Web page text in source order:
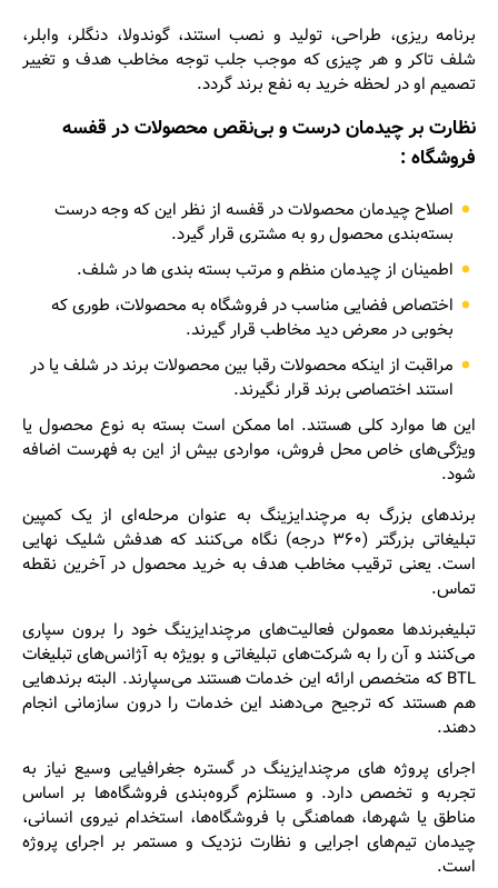
برنامه ریزی، طراحی، تولید و نصب استند، گوندولا، دنگلر، وابلر،
شلف تاکر و هر چیزی که موجب جلب توجه مخاطب هدف و تغییر
تصمیم او در لحظه خرید به نفع برند گردد.
نظارت بر چیدمان درست و بی‌نقص محصولات در قفسه
فروشگاه :
اصلاح چیدمان محصولات در قفسه از نظر این که وجه درست
بسته‌بندی محصول رو به مشتری قرار گیرد.
اطمینان از چیدمان منظم و مرتب بسته‌ بندی ها در شلف.
اختصاص فضایی مناسب در فروشگاه به محصولات، طوری که
بخوبی در معرض دید مخاطب قرار گیرند.
مراقبت از اینکه محصولات رقبا بین محصولات برند در شلف یا در
استند اختصاصی برند قرار نگیرند.
این ها موارد کلی هستند. اما ممکن است بسته به نوع محصول یا
ویژگی‌های خاص محل فروش، مواردی بیش از این به فهرست اضافه
شود.
برندهای بزرگ به مرچندایزینگ به عنوان مرحله‌ای از یک کمپین
تبلیغاتی بزرگتر (۳۶۰ درجه) نگاه می‌کنند که هدفش شلیک نهایی
است. یعنی ترقیب مخاطب هدف به خرید محصول در آخرین نقطه
تماس.
تبلیغبرندها معمولن فعالیت‌های مرچندایزینگ خود را برون سپاری
می‌کنند و آن را به شرکت‌های تبلیغاتی و بویژه به آژانس‌های تبلیغات
BTL که متخصص ارائه این خدمات هستند می‌سپارند. البته برندهایی
هم هستند که ترجیح می‌دهند این خدمات را درون سازمانی انجام
دهند.
اجرای پروژه های مرچندایزینگ در گستره جغرافیایی وسیع نیاز به
تجربه و تخصص دارد. و مستلزم گروه‌بندی فروشگاه‌ها بر اساس
مناطق یا شهرها، هماهنگی با فروشگاه‌ها، استخدام نیروی انسانی،
چیدمان تیم‌های اجرایی و نظارت نزدیک و مستمر بر اجرای پروژه
است.